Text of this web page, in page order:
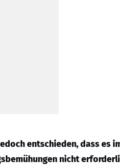
entschieden, dass es
nicht